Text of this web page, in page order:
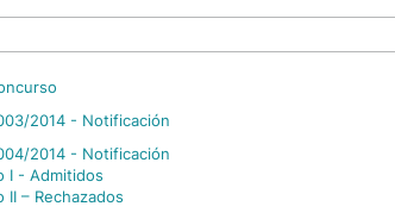
2014 - Notificación
2014 - Notificación
I - Admitidos
II – Rechazados